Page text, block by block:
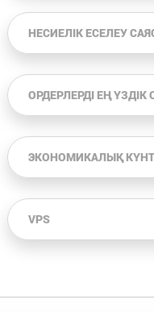
НЕСИЕЛІК ЕСЕЛЕУ
ОРДЕРЛЕРДІ ЕҢ
ЭКОНОМИКАЛЫҚ
VPS